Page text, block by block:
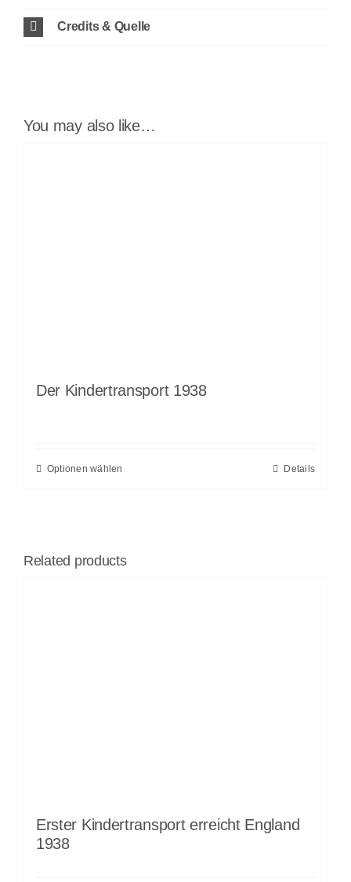
Credits & Quelle
You may also like…
Der Kindertransport 1938
Optionen wählen Details
Related products
Erster Kindertransport erreicht England
1938